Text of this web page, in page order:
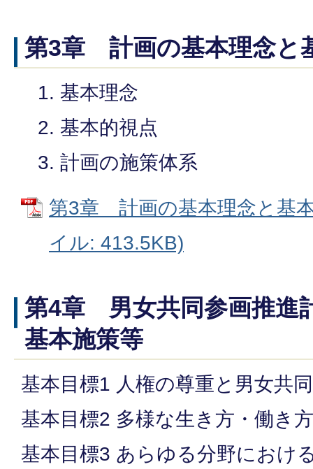
第3章 計画の基本理念と
基本理念
基本的視点
計画の施策体系
第3章 計画の基本理念と基
イル: 413.5KB)
第4章 男女共同参画推進
基本施策等
基本目標1 人権の尊重と男女共
基本目標2 多様な生き方・働き
基本目標3 あらゆる分野におけ